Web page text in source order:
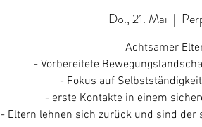
Do., 21. Mai
  |
Achtsamer
- Vorbereitete
- Fokus auf
- erste Kontakte in einem
- Eltern lehnen sich zurück und sind der